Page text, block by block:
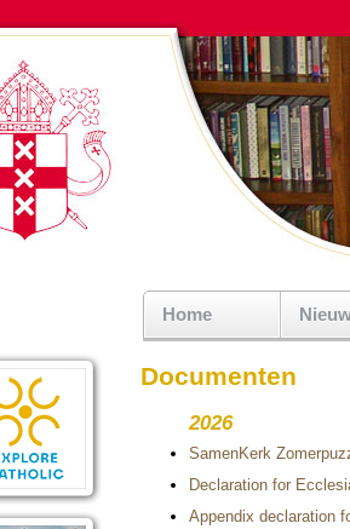
Home
Documenten
2026
SamenKerk
Declaration for
Appendix declaration